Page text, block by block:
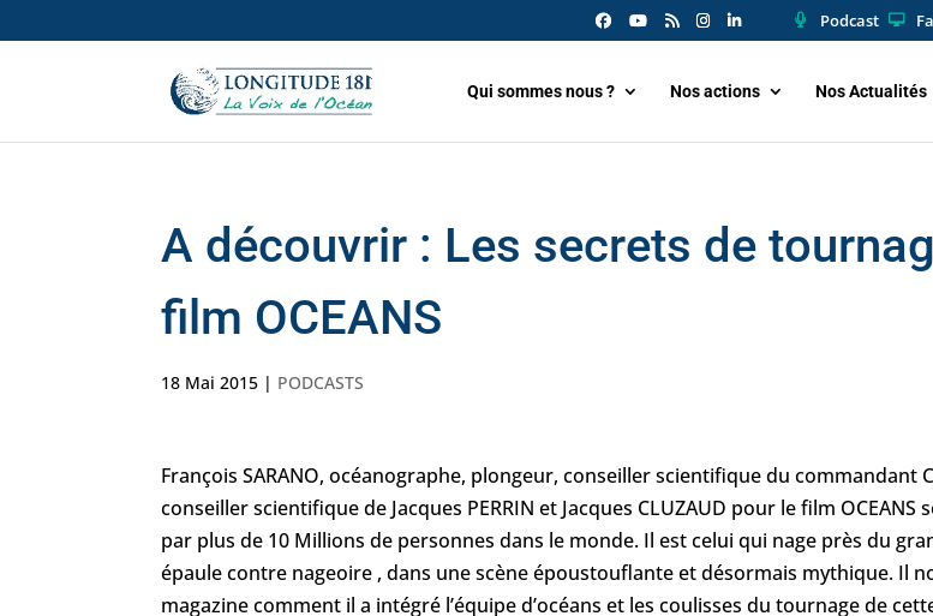
Podcast
Qui sommes nous ? Nos actions Nos Actualités
A découvrir : Les secrets de
film OCEANS
18 Mai 2015 | PODCASTS
François SARANO, océanographe, plongeur, conseiller scientifique du commandant
conseiller scientifique de Jacques PERRIN et Jacques CLUZAUD pour le film OCEANS
par plus de 10 Millions de personnes dans le monde. Il est celui qui nage près du
épaule contre nageoire , dans une scène époustouflante et désormais mythique. Il
magazine comment il a intégré l’équipe d’océans et les coulisses du tournage de